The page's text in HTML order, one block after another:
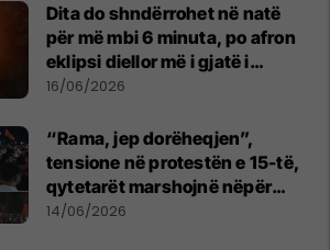
Dita do shndërrohet në natë
për më mbi 6 minuta, po afron
eklipsi diellor më i gjatë i
shekullit të 21-të
16/06/2026
“Rama, jep dorëheqjen”,
tensione në protestën e 15-të,
qytetarët marshojnë nëpër
kryeqytet
14/06/2026